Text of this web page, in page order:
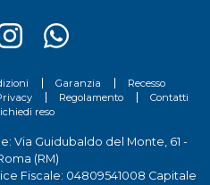
Garanzia
Recesso
Regolamento
Contatti
reso
Via Guidubaldo del Monte, 61 -
(RM)
Fiscale: 04809541008 Capitale